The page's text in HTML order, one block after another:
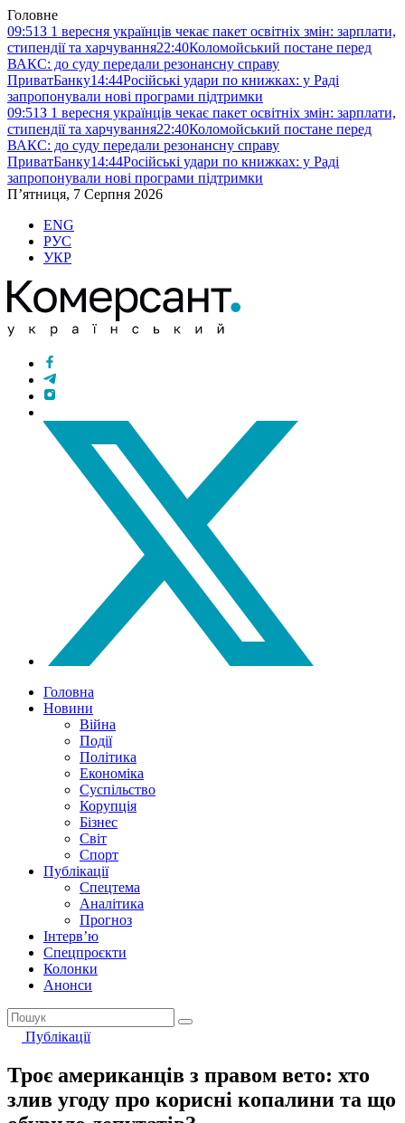
Головне
09:51З 1 вересня українців чекає пакет освітніх змін: зарплати,
стипендії та харчування22:40Коломойський постане перед
ВАКС: до суду передали резонансну справу
ПриватБанку14:44Російські удари по книжках: у Раді
запропонували нові програми підтримки
09:51З 1 вересня українців чекає пакет освітніх змін: зарплати,
стипендії та харчування22:40Коломойський постане перед
ВАКС: до суду передали резонансну справу
ПриватБанку14:44Російські удари по книжках: у Раді
запропонували нові програми підтримки
П’ятниця, 7 Серпня 2026
ENG
РУС
УКР
Головна
Новини
Війна
Події
Політика
Економіка
Суспільство
Корупція
Бізнес
Світ
Спорт
Публікації
Спецтема
Аналітика
Прогноз
Інтерв’ю
Спецпроєкти
Колонки
Анонси
Публікації
Троє американців з правом вето: хто
злив угоду про корисні копалини та що